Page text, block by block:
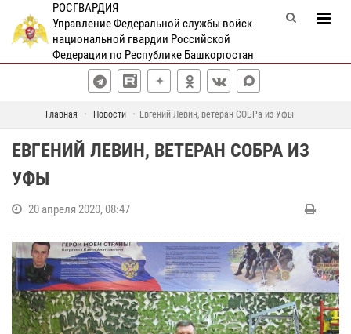
РОСГВАРДИЯ
Управление Федеральной службы войск
национальной гвардии Российской
Федерации по Республике Башкортостан
Главная Новости Евгений Левин, ветеран СОБРа из Уфы
ЕВГЕНИЙ ЛЕВИН, ВЕТЕРАН СОБРА ИЗ
УФЫ
20 апреля 2020, 08:47